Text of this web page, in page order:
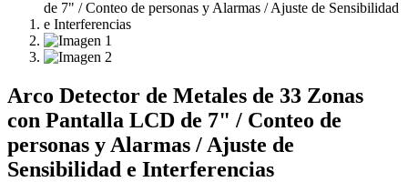
Arco Detector de Metales de 33 Zonas
con Pantalla LCD de 7" / Conteo de
personas y Alarmas / Ajuste de
Sensibilidad e Interferencias